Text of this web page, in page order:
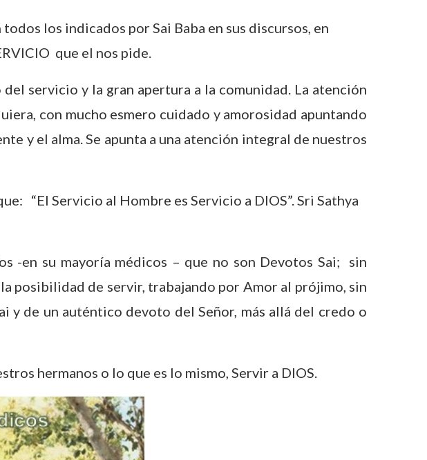
los indicados por Sai Baba en sus discursos, en
que el nos pide.
servicio y la gran apertura a la comunidad. La atención
con mucho esmero cuidado y amorosidad apuntando
y el alma. Se apunta a una atención integral de nuestros
“El Servicio al Hombre es Servicio a DIOS”. Sri Sathya
-en su mayoría médicos – que no son Devotos Sai; sin
posibilidad de servir, trabajando por Amor al prójimo, sin
y de un auténtico devoto del Señor, más allá del credo o
hermanos o lo que es lo mismo, Servir a DIOS.